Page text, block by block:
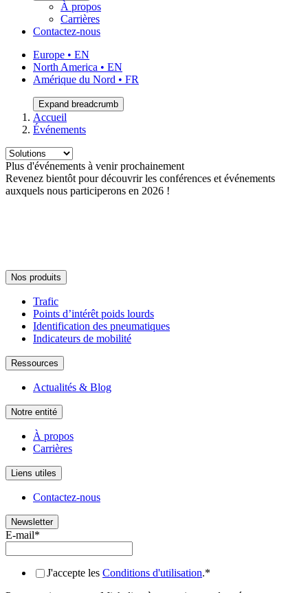
À propos
Carrières
Contactez-nous
Europe • EN
North America • EN
Amérique du Nord • FR
Expand breadcrumb
Accueil
Événements
Plus d'événements à venir prochainement
Revenez bientôt pour découvrir les conférences et événements
auxquels nous participerons en 2026 !
Nos produits
Trafic
Points d’intérêt poids lourds
Identification des pneumatiques
Indicateurs de mobilité
Ressources
Actualités & Blog
Notre entité
À propos
Carrières
Liens utiles
Contactez-nous
Newsletter
E-mail*
J'accepte les Conditions d'utilisation.*